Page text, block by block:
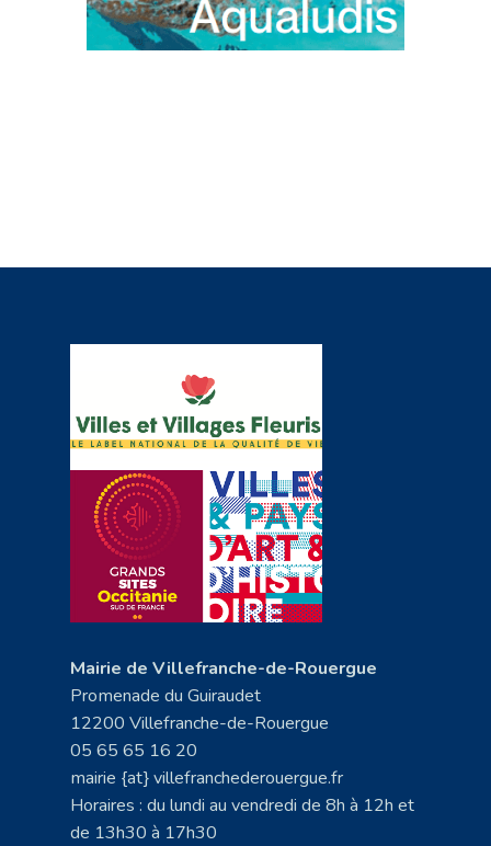
Mairie de Villefranche-de-Rouergue
Promenade du Guiraudet
12200 Villefranche-de-Rouergue
05 65 65 16 20
mairie {at} villefranchederouergue.fr
Horaires : du lundi au vendredi de 8h à 12h et
de 13h30 à 17h30